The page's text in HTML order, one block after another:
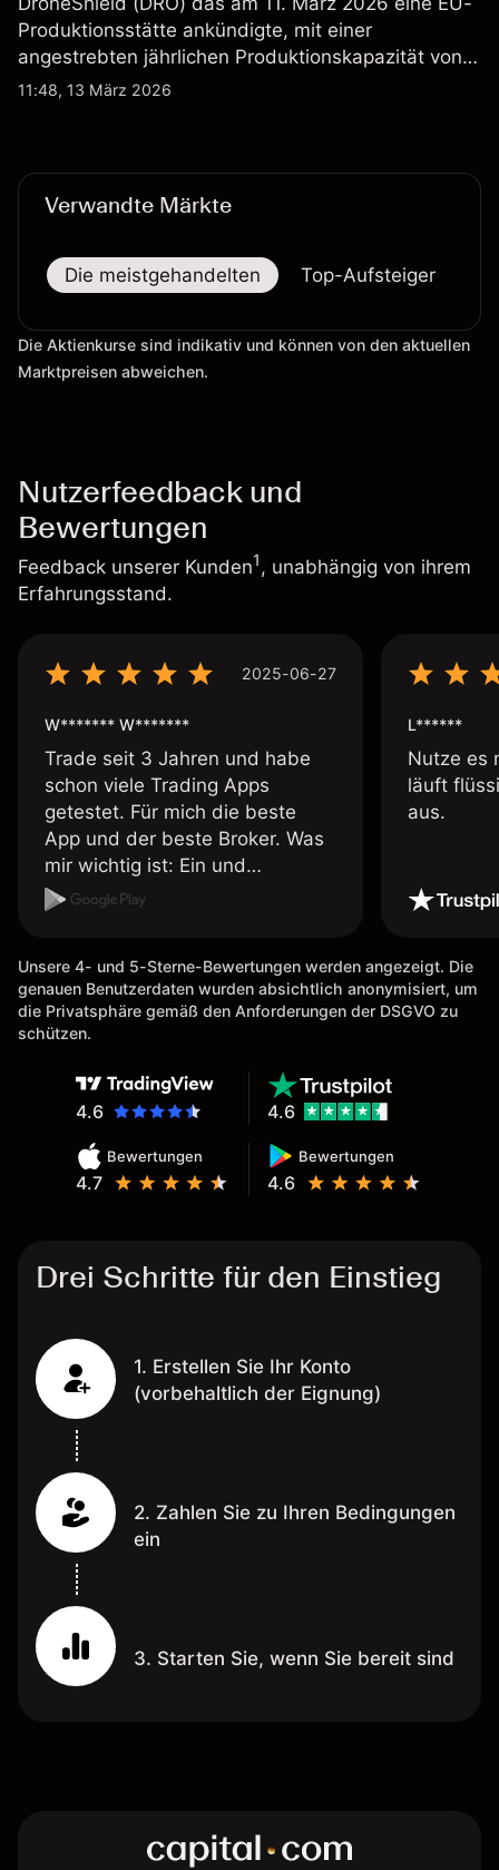
Produktionsstätte ankündigte, mit einer
angestrebten jährlichen Produktionskapazität von
etwa 2,4 Mrd. AUD bis Ende 2026. Die
11:48, 13 März 2026
Verwandte Märkte
Die meistgehandelten Top-Aufsteiger
Die Aktienkurse sind indikativ und können von den aktuellen
Marktpreisen abweichen.
Nutzerfeedback und
Bewertungen
Feedback unserer Kunden1, unabhängig von ihrem
Erfahrungsstand.
2025-06-27
W******* W*******
Trade seit 3 Jahren und habe
schon viele Trading Apps
getestet. Für mich die beste
App und der beste Broker. Was
mir wichtig ist: Ein und
Auszahlungen per Kreditkarte
möglich. Berichte, Auszüge OK.
Eine Diagrammfunktion wie es
bei Naga ist wäre
L******
Nutze es
läuft
aus.
Unsere 4- und 5-Sterne-Bewertungen werden angezeigt. Die
genauen Benutzerdaten wurden absichtlich anonymisiert, um
die Privatsphäre gemäß den Anforderungen der DSGVO zu
schützen.
4.6
Bewertungen
4.7
Bewertungen
4.6
4.6
Drei Schritte für den Einstieg
1. Erstellen Sie Ihr Konto
(vorbehaltlich der Eignung)
2. Zahlen Sie zu Ihren Bedingungen
ein
3. Starten Sie, wenn Sie bereit sind